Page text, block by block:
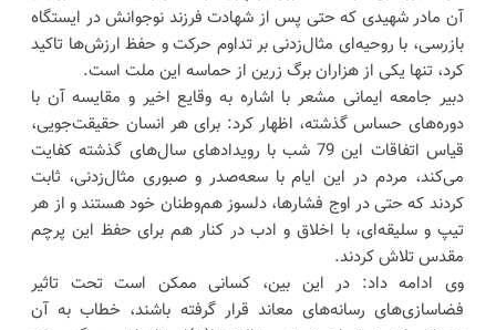
آن مادر شهیدی که حتی پس از شهادت فرزند نوجوانش در ایستگاه
بازرسی، با روحیه‌ای مثال‌زدنی بر تداوم حرکت و حفظ ارزش‌ها تاکید
کرد، تنها یکی از هزاران برگ زرین از حماسه این ملت است.
دبیر جامعه ایمانی مشعر با اشاره به وقایع اخیر و مقایسه آن با
دوره‌های حساس گذشته، اظهار کرد: برای هر انسان حقیقت‌جویی،
قیاس اتفاقات این 79 شب با رویدادهای سال‌های گذشته کفایت
می‌کند، مردم در این ایام با سعه‌صدر و صبوری مثال‌زدنی، ثابت
کردند که حتی در اوج فشارها، دلسوز هم‌وطنان خود هستند و از هر
تیپ و سلیقه‌ای، با اخلاق و ادب در کنار هم برای حفظ این پرچم
مقدس تلاش کردند.
وی ادامه داد: در این بین، کسانی ممکن است تحت تاثیر
فضاسازی‌های رسانه‌های معاند قرار گرفته باشند، خطاب به آن